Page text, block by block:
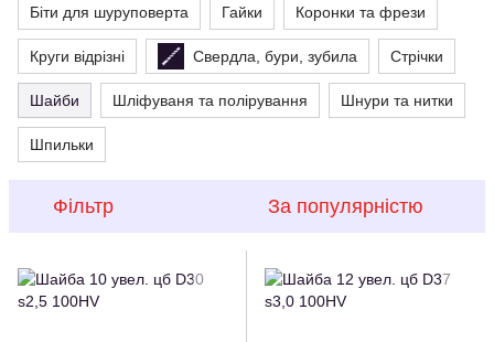
Біти для шуруповерта Гайки Коронки та фрези
Круги відрізні Свердла, бури, зубила Стрічки
Шайби Шліфуваня та полірування Шнури та нитки
Шпильки
Фільтр За популярністю